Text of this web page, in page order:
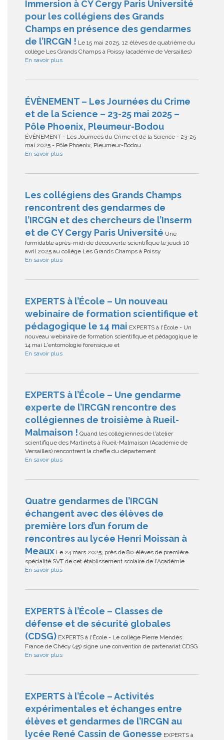
Immersion à CY Cergy Paris Université
pour les collégiens des Grands
Champs en présence des gendarmes
de l’IRCGN ! Le 15 mai 2025, 12 élèves de quatrième du
collège Les Grands Champs à Poissy (académie de Versailles)
En savoir plus
ÉVÈNEMENT – Les Journées du Crime
et de la Science – 23-25 mai 2025 –
Pôle Phoenix, Pleumeur-Bodou
ÉVÈNEMENT - Les Journées du Crime et de la Science - 23-25
mai 2025 - Pôle Phoenix, Pleumeur-Bodou
En savoir plus
Les collégiens des Grands Champs
rencontrent des gendarmes de
l’IRCGN et des chercheurs de l’Inserm
et de CY Cergy Paris Université Une
formidable après-midi de découverte scientifique le jeudi 10
avril 2025 au collège Les Grands Champs à Poissy
En savoir plus
EXPERTS à l’École – Un nouveau
webinaire de formation scientifique et
pédagogique le 14 mai EXPERTS à l'École - Un
nouveau webinaire de formation scientifique et pédagogique le
14 mai L'entomologie forensique et
En savoir plus
EXPERTS à l’École – Une gendarme
experte de l’IRCGN rencontre des
collégiennes de troisième à Rueil-
Malmaison ! Quand les collégiennes de l'atelier
scientifique des Martinets à Rueil-Malmaison (Académie de
Versailles) rencontrent la cheffe du département
En savoir plus
Quatre gendarmes de l’IRCGN
échangent avec des élèves de
première lors d’un forum de
rencontres au lycée Henri Moissan à
Meaux Le 24 mars 2025, près de 80 élèves de première
spécialité SVT de cet établissement scolaire de l'Académie
En savoir plus
EXPERTS à l’École – Classes de
défense et de sécurité globales
(CDSG) EXPERTS à l'École - Le collège Pierre Mendès
France de Chécy (45) signe une convention de partenariat CDSG
En savoir plus
EXPERTS à l’École – Activités
expérimentales et échanges entre
élèves et gendarmes de l’IRCGN au
lycée René Cassin de Gonesse EXPERTS à